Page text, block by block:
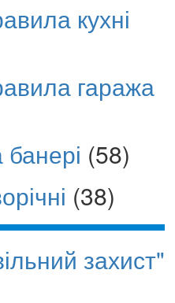
кухні
гаража
(58)
(38)
захист"